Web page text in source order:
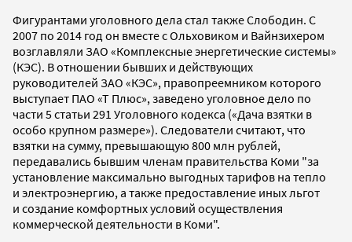
Фигурантами уголовного дела стал также Слободин. С
2007 по 2014 год он вместе с Ольховиком и Вайнзихером
возглавляли ЗАО «Комплексные энергетические системы»
(КЭС). В отношении бывших и действующих
руководителей ЗАО «КЭС», правопреемником которого
выступает ПАО «Т Плюс», заведено уголовное дело по
части 5 статьи 291 Уголовного кодекса («Дача взятки в
особо крупном размере»). Следователи считают, что
взятки на сумму, превышающую 800 млн рублей,
передавались бывшим членам правительства Коми "за
установление максимально выгодных тарифов на тепло
и электроэнергию, а также предоставление иных льгот
и создание комфортных условий осуществления
коммерческой деятельности в Коми".